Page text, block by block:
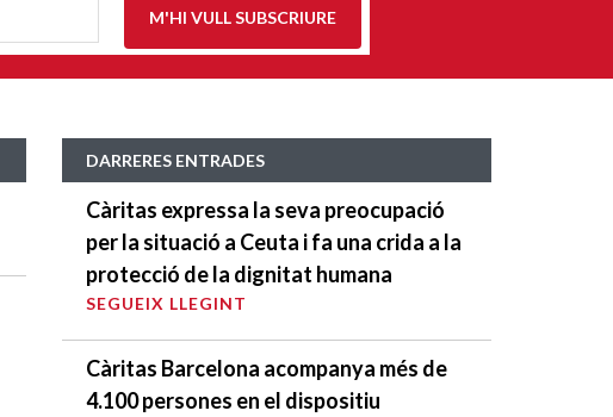
M'HI VULL SUBSCRIURE
DARRERES ENTRADES
Càritas expressa la seva preocupació
per la situació a Ceuta i fa una crida a la
protecció de la dignitat humana
SEGUEIX LLEGINT
Càritas Barcelona acompanya més de
4.100 persones en el dispositiu